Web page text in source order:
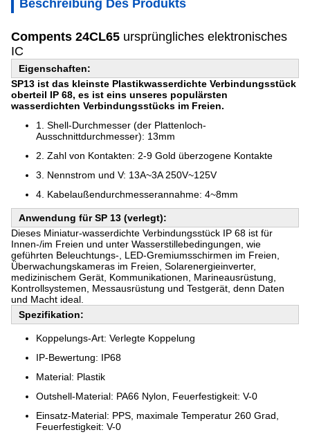
Beschreibung Des Produkts
Compents 24CL65 ursprüngliches elektronisches
IC
Eigenschaften:
SP13 ist das kleinste Plastikwasserdichte Verbindungsstück
oberteil IP 68, es ist eins unseres populärsten
wasserdichten Verbindungsstücks im Freien.
1. Shell-Durchmesser (der Plattenloch-
Ausschnittdurchmesser): 13mm
2. Zahl von Kontakten: 2-9 Gold überzogene Kontakte
3. Nennstrom und V: 13A~3A 250V~125V
4. Kabelaußendurchmesserannahme: 4~8mm
Anwendung für SP 13 (verlegt):
Dieses Miniatur-wasserdichte Verbindungsstück IP 68 ist für
Innen-/im Freien und unter Wasserstillebedingungen, wie
geführten Beleuchtungs-, LED-Gremiumsschirmen im Freien,
Überwachungskameras im Freien, Solarenergieinverter,
medizinischem Gerät, Kommunikationen, Marineausrüstung,
Kontrollsystemen, Messausrüstung und Testgerät, denn Daten
und Macht ideal.
Spezifikation:
Koppelungs-Art: Verlegte Koppelung
IP-Bewertung: IP68
Material: Plastik
Outshell-Material: PA66 Nylon, Feuerfestigkeit: V-0
Einsatz-Material: PPS, maximale Temperatur 260 Grad,
Feuerfestigkeit: V-0